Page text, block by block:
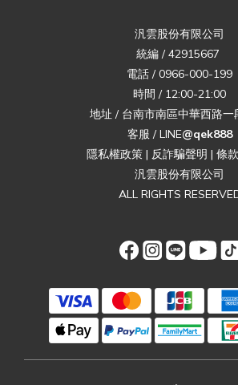
汎雲股份有限公司
統編 / 42915667
電話 / 0966-000-199
時間 / 12:00-21:00
地址 / 台南市南區中華西路一
客服 / LINE@qek888
隱私權政策 | 反詐騙聲明 | 條
汎雲股份有限公司
ALL RIGHTS